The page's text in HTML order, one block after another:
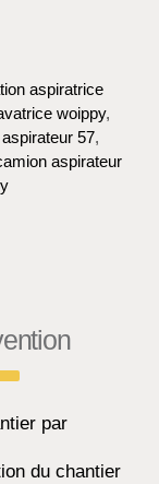
aspiratrice
woippy,
57,
aspirateur
par
du chantier